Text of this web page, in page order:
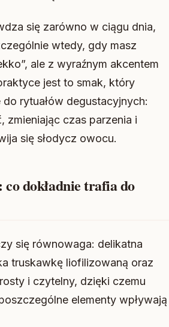
się zarówno w ciągu dnia,
wtedy, gdy masz
ale z wyraźnym akcentem
jest to smak, który
rytuałów degustacyjnych:
zmieniając czas parzenia i
się słodycz owocu.
dokładnie trafia do
się równowaga: delikatna
truskawkę liofilizowaną oraz
i czytelny, dzięki czemu
elementy wpływają